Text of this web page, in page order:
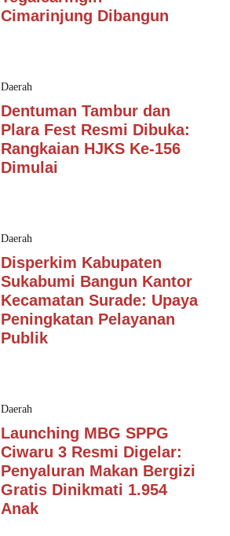
Cimarinjung Dibangun
Daerah
Dentuman Tambur dan
Plara Fest Resmi Dibuka:
Rangkaian HJKS Ke-156
Dimulai
Daerah
Disperkim Kabupaten
Sukabumi Bangun Kantor
Kecamatan Surade: Upaya
Peningkatan Pelayanan
Publik
Daerah
Launching MBG SPPG
Ciwaru 3 Resmi Digelar:
Penyaluran Makan Bergizi
Gratis Dinikmati 1.954
Anak